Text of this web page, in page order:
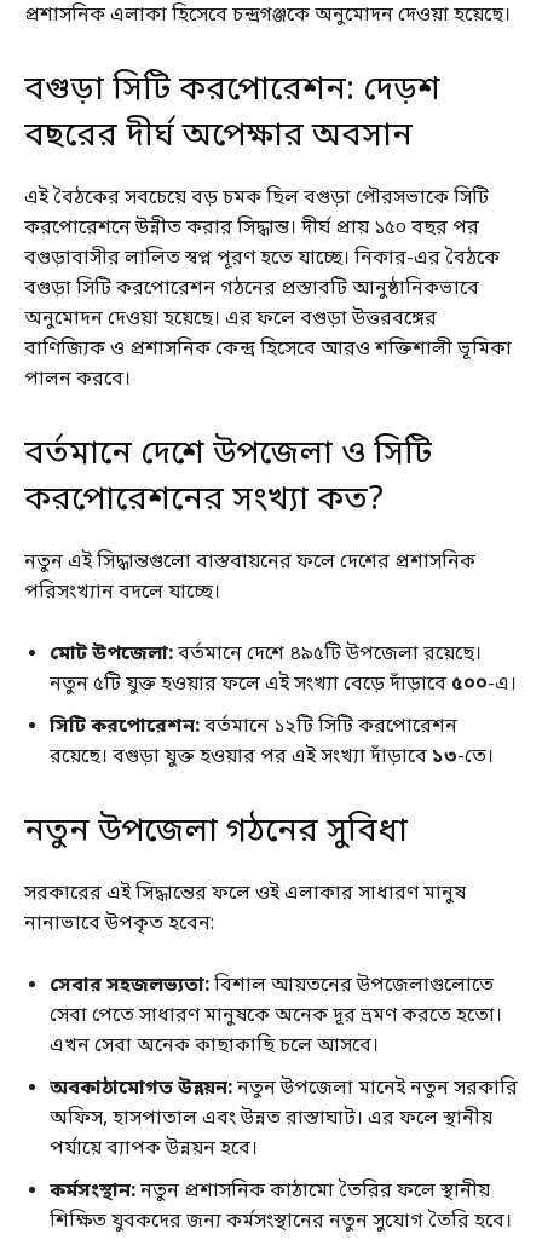
প্রশাসনিক এলাকা হিসেবে চন্দ্রগঞ্জকে অনুমোদন দেওয়া হয়েছে।
বগুড়া সিটি করপোরেশন: দেড়শ
বছরের দীর্ঘ অপেক্ষার অবসান
এই বৈঠকের সবচেয়ে বড় চমক ছিল বগুড়া পৌরসভাকে সিটি
করপোরেশনে উন্নীত করার সিদ্ধান্ত। দীর্ঘ প্রায় ১৫০ বছর পর
বগুড়াবাসীর লালিত স্বপ্ন পূরণ হতে যাচ্ছে। নিকার-এর বৈঠকে
বগুড়া সিটি করপোরেশন গঠনের প্রস্তাবটি আনুষ্ঠানিকভাবে
অনুমোদন দেওয়া হয়েছে। এর ফলে বগুড়া উত্তরবঙ্গের
বাণিজ্যিক ও প্রশাসনিক কেন্দ্র হিসেবে আরও শক্তিশালী ভূমিকা
পালন করবে।
বর্তমানে দেশে উপজেলা ও সিটি
করপোরেশনের সংখ্যা কত?
নতুন এই সিদ্ধান্তগুলো বাস্তবায়নের ফলে দেশের প্রশাসনিক
পরিসংখ্যান বদলে যাচ্ছে।
মোট উপজেলা:বর্তমানে দেশে ৪৯৫টি উপজেলা রয়েছে।
নতুন ৫টি যুক্ত হওয়ার ফলে এই সংখ্যা বেড়ে দাঁড়াবে ৫০০-এ।
সিটি করপোরেশন:বর্তমানে ১২টি সিটি করপোরেশন
রয়েছে। বগুড়া যুক্ত হওয়ার পর এই সংখ্যা দাঁড়াবে ১৩-তে।
নতুন উপজেলা গঠনের সুবিধা
সরকারের এই সিদ্ধান্তের ফলে ওই এলাকার সাধারণ মানুষ
নানাভাবে উপকৃত হবেন:
সেবার সহজলভ্যতা:বিশাল আয়তনের উপজেলাগুলোতে
সেবা পেতে সাধারণ মানুষকে অনেক দূর ভ্রমণ করতে হতো।
এখন সেবা অনেক কাছাকাছি চলে আসবে।
অবকাঠামোগত উন্নয়ন:নতুন উপজেলা মানেই নতুন সরকারি
অফিস, হাসপাতাল এবং উন্নত রাস্তাঘাট। এর ফলে স্থানীয়
পর্যায়ে ব্যাপক উন্নয়ন হবে।
কর্মসংস্থান:নতুন প্রশাসনিক কাঠামো তৈরির ফলে স্থানীয়
শিক্ষিত যুবকদের জন্য কর্মসংস্থানের নতুন সুযোগ তৈরি হবে।